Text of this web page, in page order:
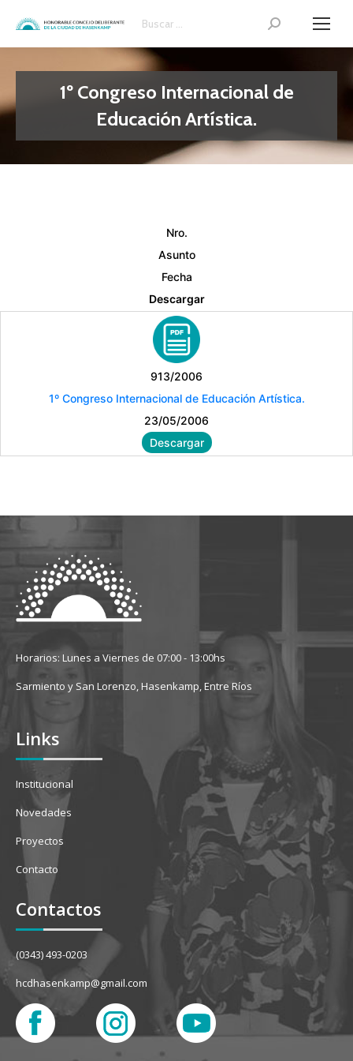
Search:
1º Congreso Internacional de
Educación Artística.
Nro.
Asunto
Fecha
Descargar
913/2006
1º Congreso Internacional de Educación Artística.
23/05/2006
Descargar
Horarios: Lunes a Viernes de 07:00 - 13:00hs
Sarmiento y San Lorenzo, Hasenkamp, Entre Ríos
Links
Institucional
Novedades
Proyectos
Contacto
Contactos
(0343) 493-0203
hcdhasenkamp@gmail.com